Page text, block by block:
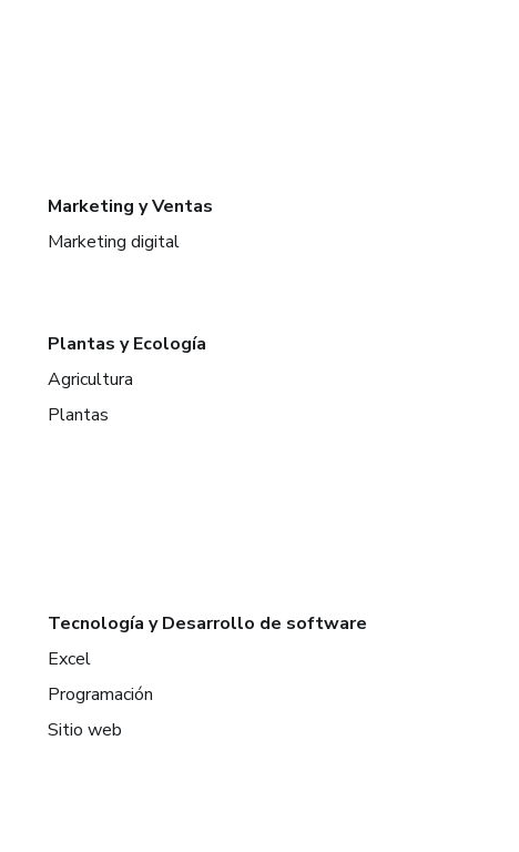
Marketing y Ventas
Marketing digital
Plantas y Ecología
Agricultura
Plantas
Tecnología y Desarrollo de software
Excel
Programación
Sitio web